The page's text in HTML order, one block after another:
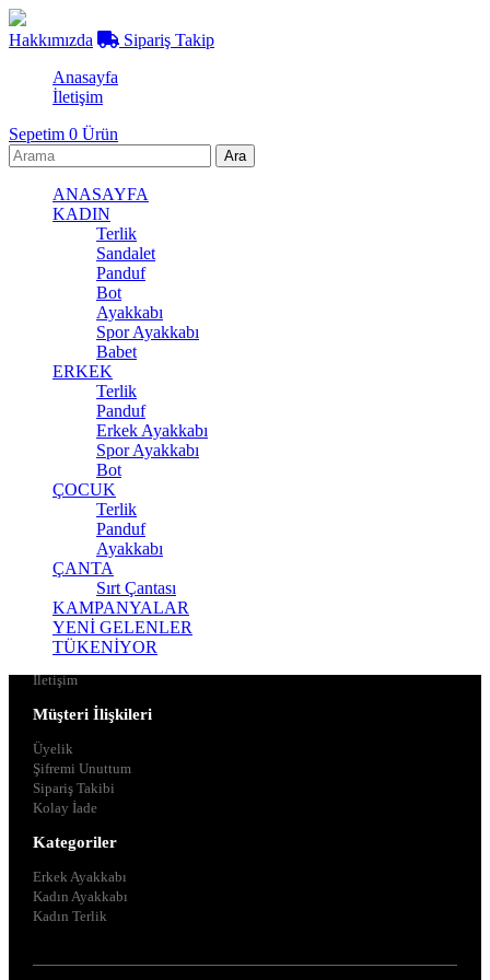
Hakkımızda
Sipariş Takip
Anasayfa
İletişim
Sepetim 0 Ürün
ANASAYFA
KADIN
Terlik
Sandalet
Panduf
Bot
Ayakkabı
Spor Ayakkabı
Babet
ERKEK
Terlik
Panduf
Erkek Ayakkabı
Spor Ayakkabı
Bot
ÇOCUK
Terlik
Panduf
Ayakkabı
ÇANTA
Sırt Çantası
KAMPANYALAR
YENİ GELENLER
TÜKENİYOR
E-BÜLTEN KAYIT
Kampanyalarımızdan ve indirimlerimizden güncel olarak haberdar olun.
Üyelik koşullarını
Kurumsal
Hakkımızda
Kullanıcı Sözleşmesi
Gizlilik Bildirimi
İletişim
Müşteri İlişkileri
Üyelik
Şifremi Unuttum
Sipariş Takibi
Kolay İade
Kategoriler
Erkek Ayakkabı
Kadın Ayakkabı
Kadın Terlik